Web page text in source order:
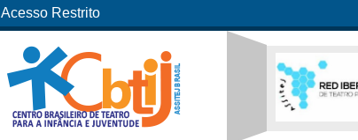
Acesso Restrito